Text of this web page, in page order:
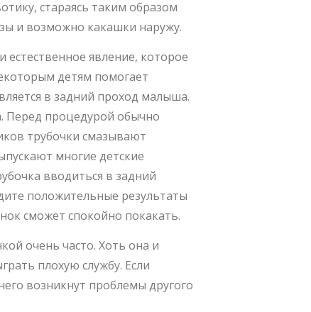
стараясь таким образом
и возможно какашки наружу.
явление, которое
детям помогает
в задний проход малыша.
Перед процедурой обычно
трубочки смазывают
многие детские
вводиться в задний
положительные результаты
сможет спокойно покакать.
очень часто. Хоть она и
плохую службу. Если
возникнут проблемы другого